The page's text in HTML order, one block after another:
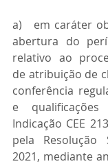
a)   em caráter
abertura do
relativo ao
de atribuição de
conferência
e
Indicação CEE
pela Resolução
2021, mediante